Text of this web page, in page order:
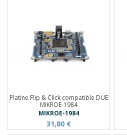
Platine Flip & Click compatible DUE
MIKROE-1984
MIKROE-1984
31,80 €